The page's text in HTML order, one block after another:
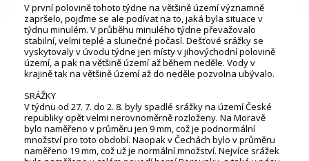
V první polovině tohoto týdne na většině území významně
zapršelo, pojďme se ale podívat na to, jaká byla situace v
týdnu minulém. V průběhu minulého týdne převažovalo
stabilní, velmi teplé a slunečné počasí. Dešťové srážky se
vyskytovaly v úvodu týdne jen místy v jihovýchodní polovině
území, a pak na většině území až během neděle. Vody v
krajině tak na většině území až do neděle pozvolna ubývalo.
SRÁŽKY
V týdnu od 27. 7. do 2. 8. byly spadlé srážky na území České
republiky opět velmi nerovnoměrně rozloženy. Na Moravě
bylo naměřeno v průměru jen 9 mm, což je podnormální
množství pro toto období. Naopak v Čechách bylo v průměru
naměřeno 19 mm, což už je normální množství. Nejvíce srážek